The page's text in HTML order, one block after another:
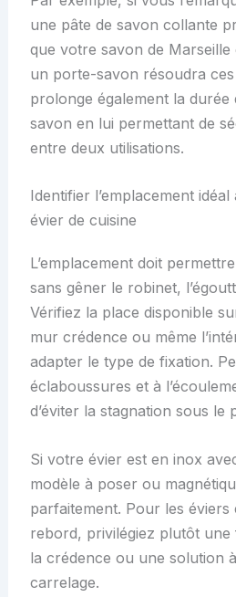
une pâte de savon collante
que votre savon de Marseille
un porte-savon résoudra
prolonge également la durée
savon en lui permettant de
entre deux utilisations.
Identifier l’emplacement
évier de cuisine
L’emplacement doit
sans gêner le robinet,
Vérifiez la place disponible
mur crédence ou même
adapter le type de fixation.
éclaboussures et à
d’éviter la stagnation sous le
Si votre évier est en inox
modèle à poser ou
parfaitement. Pour les éviers
rebord, privilégiez plutôt
la crédence ou une solution
carrelage.